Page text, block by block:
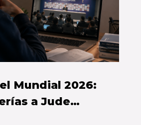
Mundial 2026:
a Jude
sin subtítulos?